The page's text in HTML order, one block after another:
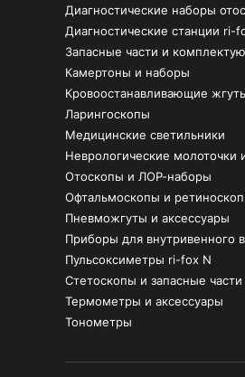
Диагностические наборы
Диагностические станции ri-
Запасные части и
Камертоны и наборы
Кровоостанавливающие
Ларингоскопы
Медицинские светильники
Неврологические молоточки
Отоскопы и ЛОР-наборы
Офтальмоскопы и
Пневможгуты и аксессуары
Приборы для внутривенного
Пульсоксиметры ri-fox N
Стетоскопы и запасные части
Термометры и аксессуары
Тонометры